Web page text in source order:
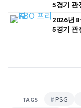
5경기 관
2026년 8
5경기 관
TAGS PSG